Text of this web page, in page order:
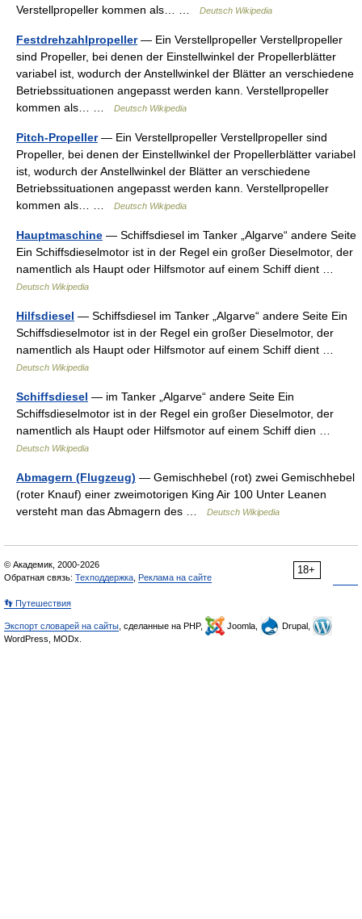
Verstellpropeller kommen als… …
Deutsch Wikipedia
Festdrehzahlpropeller— Ein Verstellpropeller Verstellpropeller
sind Propeller, bei denen der Einstellwinkel der Propellerblätter
variabel ist, wodurch der Anstellwinkel der Blätter an verschiedene
Betriebssituationen angepasst werden kann. Verstellpropeller
kommen als… …
Deutsch Wikipedia
Pitch-Propeller— Ein Verstellpropeller Verstellpropeller sind
Propeller, bei denen der Einstellwinkel der Propellerblätter variabel
ist, wodurch der Anstellwinkel der Blätter an verschiedene
Betriebssituationen angepasst werden kann. Verstellpropeller
kommen als… …
Deutsch Wikipedia
Hauptmaschine — Schiffsdiesel im Tanker „Algarve“ andere Seite
Ein Schiffsdieselmotor ist in der Regel ein großer Dieselmotor, der
namentlich als Haupt oder Hilfsmotor auf einem Schiff dient …
Deutsch Wikipedia
Hilfsdiesel — Schiffsdiesel im Tanker „Algarve“ andere Seite Ein
Schiffsdieselmotor ist in der Regel ein großer Dieselmotor, der
namentlich als Haupt oder Hilfsmotor auf einem Schiff dient …
Deutsch Wikipedia
Schiffsdiesel — im Tanker „Algarve“ andere Seite Ein
Schiffsdieselmotor ist in der Regel ein großer Dieselmotor, der
namentlich als Haupt oder Hilfsmotor auf einem Schiff dien …
Deutsch Wikipedia
Abmagern (Flugzeug) — Gemischhebel (rot) zwei Gemischhebel
(roter Knauf) einer zweimotorigen King Air 100 Unter Leanen
versteht man das Abmagern des …
Deutsch Wikipedia
18+
© Академик, 2000-2026
Обратная связь: Техподдержка Реклама на сайте
👣 Путешествия
Экспорт словарей на сайты , сделанные на PHP, Joomla,
Drupal,
WordPress, MODx.